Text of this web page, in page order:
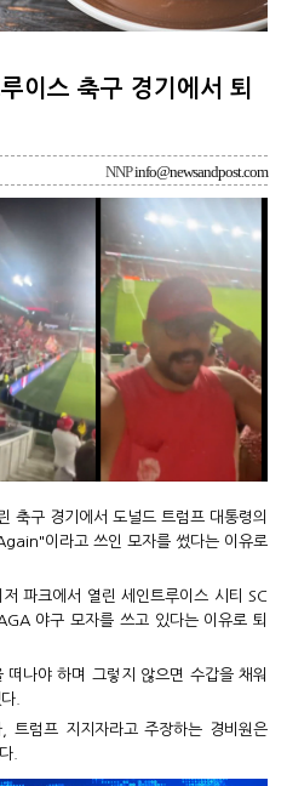
이스 축구 경기에서 퇴
NNPinfo@newsandpost.com
축구 경기에서 도널드 트럼프 대통령의
이라고 쓰인 모자를 썼다는 이유로
파크에서 열린 세인트루이스 시티 SC
야구 모자를 쓰고 있다는 이유로 퇴
나야 하며 그렇지 않으면 수갑을 채워
.
트럼프 지지자라고 주장하는 경비원은
.